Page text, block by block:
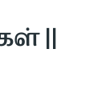
||